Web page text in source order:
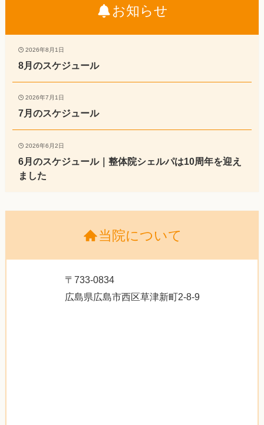
お知らせ
2026年8月1日
8月のスケジュール
2026年7月1日
7月のスケジュール
2026年6月2日
6月のスケジュール｜整体院シェルパは10周年を迎え
ました
当院について
〒733-0834
広島県広島市西区草津新町2-8-9